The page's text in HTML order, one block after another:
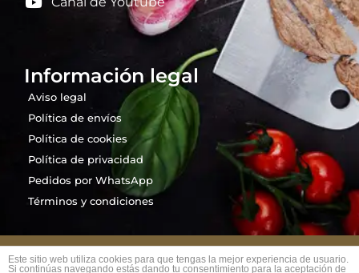
Información legal
Aviso legal
Política de envíos
Política de cookies
Política de privacidad
Pedidos por WhatsApp
Términos y condiciones
Carnicería Madrid 2026 © Todos los derechos
Este sitio web utiliza cookies para que tengas la mejor experiencia de usuario.
Si continúas navegando estás dando tu consentimiento para la aceptación de